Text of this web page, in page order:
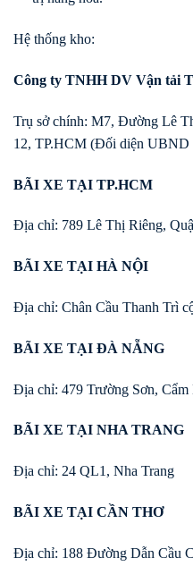
Hệ thống kho:
Công ty TNHH DV Vận tải
Trụ sở chính: M7, Đường Lê
12, TP.HCM (Đối diện UBND
BÃI XE TẠI TP.HCM
Địa chỉ: 789 Lê Thị Riêng,
BÃI XE TẠI HÀ NỘI
Địa chỉ: Chân Cầu Thanh Trì
BÃI XE TẠI ĐÀ NẴNG
Địa chỉ: 479 Trường Sơn,
BÃI XE TẠI NHA TRANG
Địa chỉ: 24 QL1, Nha Trang
BÃI XE TẠI CẦN THƠ
Địa chỉ: 188 Đường Dẫn Cầu